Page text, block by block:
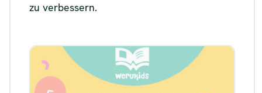
zu verbessern.
Beispiel Sprachlernkarte